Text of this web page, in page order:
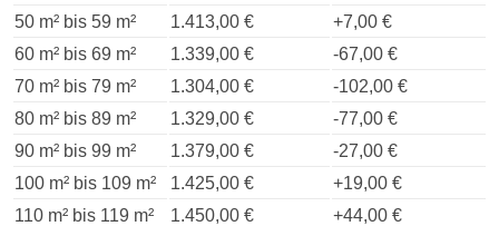
50 m² bis 59 m²
1.413,00 €
+7,00 €
60 m² bis 69 m²
1.339,00 €
-67,00 €
70 m² bis 79 m²
1.304,00 €
-102,00 €
80 m² bis 89 m²
1.329,00 €
-77,00 €
90 m² bis 99 m²
1.379,00 €
-27,00 €
100 m² bis 109 m²
1.425,00 €
+19,00 €
110 m² bis 119 m²
1.450,00 €
+44,00 €